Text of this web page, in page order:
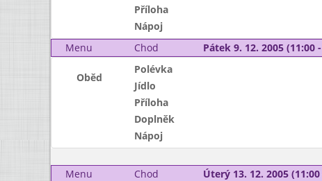
Příloha
Nápoj
Menu
Chod Pátek 9. 12. 2005 (11:00
Oběd
Polévka
Jídlo
Příloha
Doplněk
Nápoj
Menu
Chod Úterý 13. 12. 2005